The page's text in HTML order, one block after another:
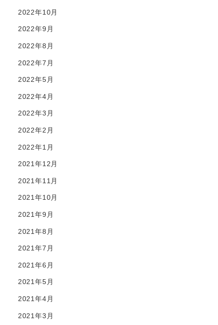
2022年10月
2022年9月
2022年8月
2022年7月
2022年5月
2022年4月
2022年3月
2022年2月
2022年1月
2021年12月
2021年11月
2021年10月
2021年9月
2021年8月
2021年7月
2021年6月
2021年5月
2021年4月
2021年3月